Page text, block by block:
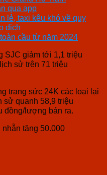
qua app
lẻ, taxi kêu khó về quy
dịch
cầu từ năm 2024
SJC giảm tới 1,1 triệu
sử trên 71 triệu
trang sức 24K các loại lại
sử quanh 58,9 triệu
đồng/lượng bán ra.
tăng 50.000